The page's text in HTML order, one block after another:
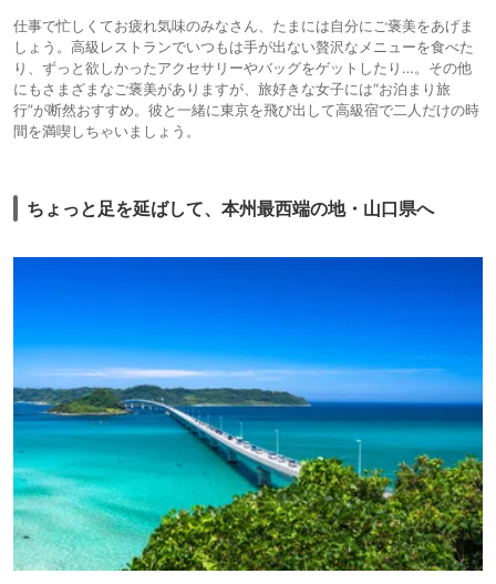
仕事で忙しくてお疲れ気味のみなさん、たまには自分にご褒美をあげま
しょう。高級レストランでいつもは手が出ない贅沢なメニューを食べた
り、ずっと欲しかったアクセサリーやバッグをゲットしたり…。その他
にもさまざまなご褒美がありますが、旅好きな女子には“お泊まり旅
行”が断然おすすめ。彼と一緒に東京を飛び出して高級宿で二人だけの時
間を満喫しちゃいましょう。
ちょっと足を延ばして、本州最西端の地・山口県へ